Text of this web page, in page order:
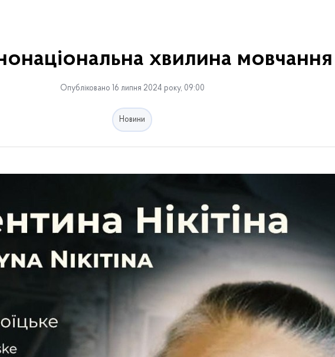
хвилина мовчання
Опубліковано 16 липня 2024 року, 09:00
Новини